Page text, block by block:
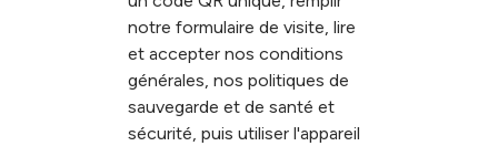
notre formulaire de visite, lire
et accepter nos conditions
générales, nos politiques de
sauvegarde et de santé et
sécurité, puis utiliser l'appareil